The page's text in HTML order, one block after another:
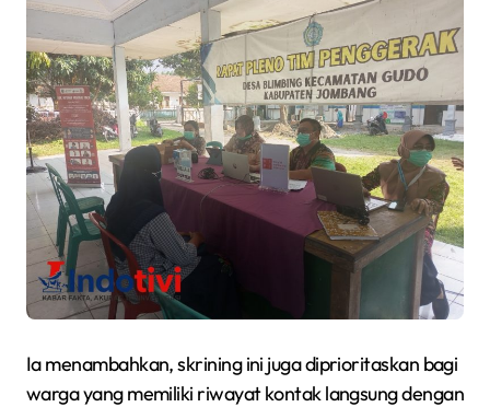
Ia menambahkan, skrining ini juga diprioritaskan bagi
warga yang memiliki riwayat kontak langsung dengan